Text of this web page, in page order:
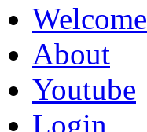
Welcome
About
Youtube
Login